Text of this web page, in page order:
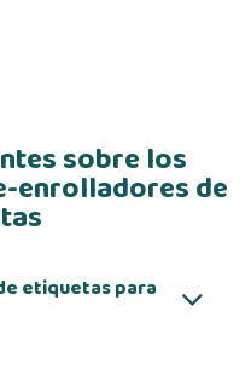
sobre los
enrolladores de
etiquetas para